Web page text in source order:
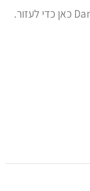
צריכים עזרה בניהול הכספים שלכם? Danoy כאן כדי לעזור.